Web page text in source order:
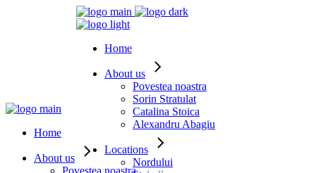
Home
About us
Povestea noastra
Sorin Stratulat
Catalina Stoica
Alexandru Abagiu
Locations
Nordului
Home
About us
Povestea noastra